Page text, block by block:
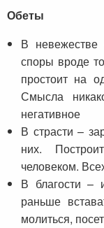
Обеты
В
споры вроде
простоит на
Смысла
негативное
В страсти –
них.
человеком.
В благости –
раньше
молиться,